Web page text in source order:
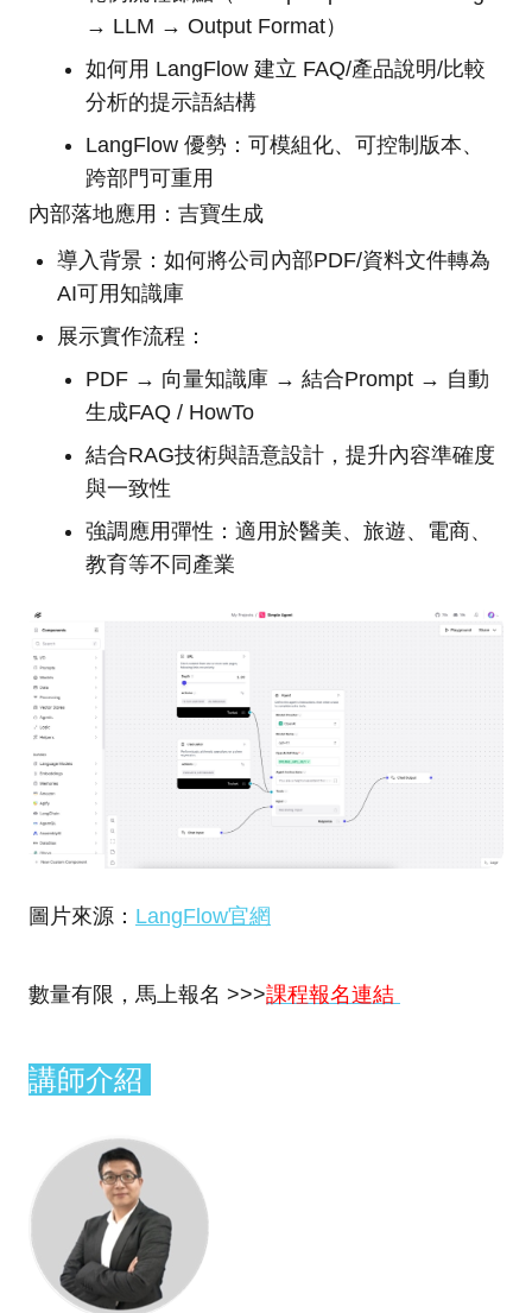
→ LLM → Output Format）
如何用 LangFlow 建立 FAQ/產品說明/比較
分析的提示語結構
LangFlow 優勢：可模組化、可控制版本、
跨部門可重用
內部落地應用：吉寶生成
導入背景：如何將公司內部PDF/資料文件轉為
AI可用知識庫
展示實作流程：
PDF → 向量知識庫 → 結合Prompt → 自動
生成FAQ / HowTo
結合RAG技術與語意設計，提升內容準確度
與一致性
強調應用彈性：適用於醫美、旅遊、電商、
教育等不同產業
圖片來源： LangFlow官網
數量有限，馬上報名 >>>課程報名連結
講師介紹